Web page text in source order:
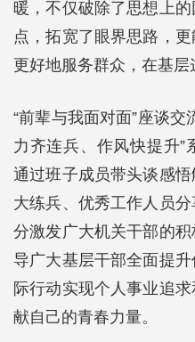
暖，不仅破除了思想上
点，拓宽了眼界思路，
更好地服务群众，在基层
“前辈与我面对面”座谈
力齐连兵、作风快提升”
通过班子成员带头谈感
大练兵、优秀工作人员
分激发广大机关干部的积
导广大基层干部全面提
际行动实现个人事业追
献自己的青春力量。